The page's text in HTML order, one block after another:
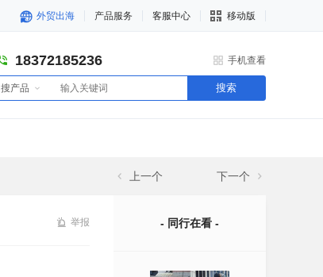
外贸出海 产品服务 客服中心 移动版
18372185236 手机查看
搜产品 搜索
上一个 下一个
举报 - 同行在看 -